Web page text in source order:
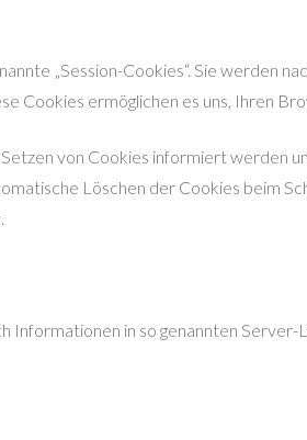
„Session-Cookies“. Sie werden
Cookies ermöglichen es uns, Ihren
von Cookies informiert werden
Löschen der Cookies beim
in so genannten